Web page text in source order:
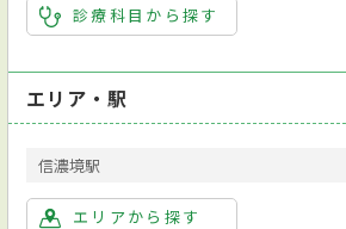
診療科目から探す
エリア・駅
信濃境駅
エリアから探す